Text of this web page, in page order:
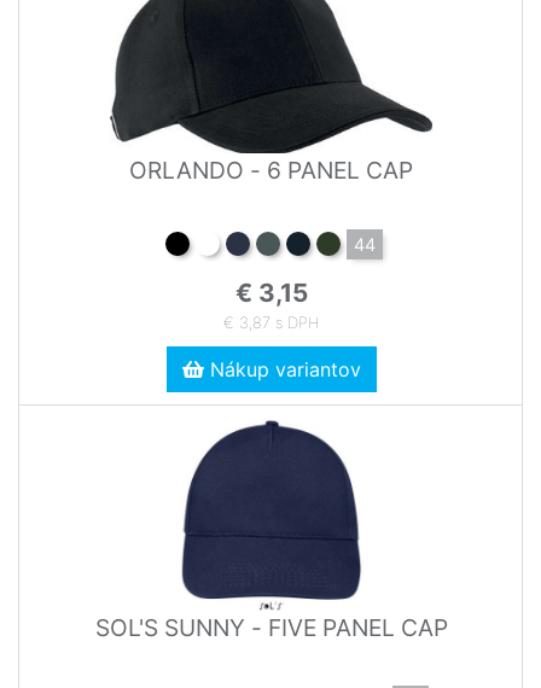
ORLANDO - 6 PANEL CAP
44
€ 3,15
€ 3,87 s DPH
Nákup variantov
SOL'S SUNNY - FIVE PANEL CAP